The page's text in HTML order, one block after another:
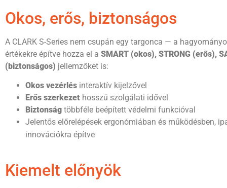
Okos, erős, biztonságos
A CLARK S-Series nem csupán egy targonca — a
értékekre építve hozza el a SMART (okos), STRONG (erős),
(biztonságos) jellemzőket is:
Okos vezérlés interaktív kijelzővel
Erős szerkezet hosszú szolgálati idővel
Biztonság többféle beépített védelmi funkcióval
Jelentős előrelépések ergonómiában és működésben,
innovációkra építve
Kiemelt előnyök